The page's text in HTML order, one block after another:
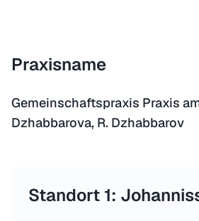
Praxisname
Gemeinschaftspraxis Praxis
Dzhabbarova, R. Dzhabbarov
Standort 1: